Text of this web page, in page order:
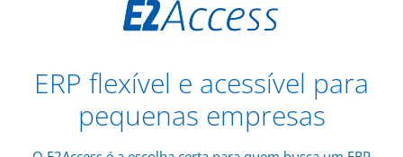
ERP flexível e acessível para
pequenas empresas